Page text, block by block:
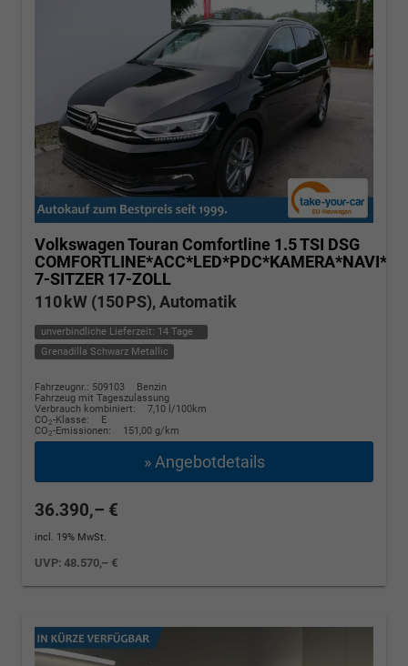
Volkswagen Touran Comfortline 1.5 TSI DSG
7-SITZER 17-ZOLL
110 kW (150 PS), Automatik
unverbindliche Lieferzeit: 14 Tage
Grenadilla Schwarz Metallic
Fahrzeugnr.: 509103
Benzin
Fahrzeug mit Tageszulassung
Verbrauch kombiniert:
7,10 l/100km
CO2-Klasse:
E
CO2-Emissionen: 151,00 g/km
» Angebotdetails
36.390,– €
incl. 19% MwSt.
UVP:48.570,– €